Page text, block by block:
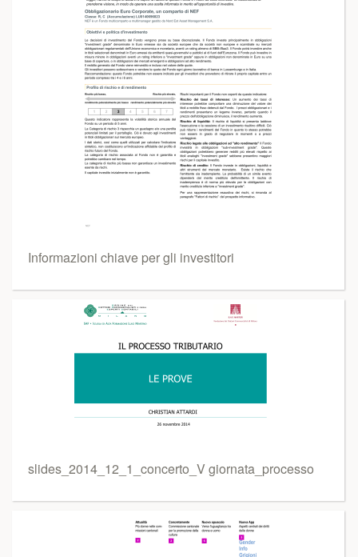
Informazioni chiave per gli investitori
slides_2014_12_1_concerto_V giornata_processo